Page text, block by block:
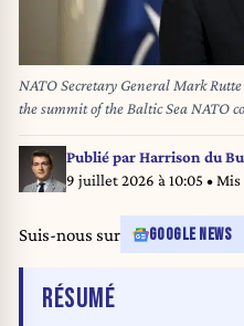
NATO Secretary General Mark
the summit of the Baltic Sea NATO
Helsinki, Finland, on January 14,
security of the Baltic Sea region,
critical underwater infrastructure.
Publié parHarrison du
9 juillet 2026 à 10:05 •
Suis-nous sur GOOGLE NEWS
RÉSUMÉDE L'ARTICLE